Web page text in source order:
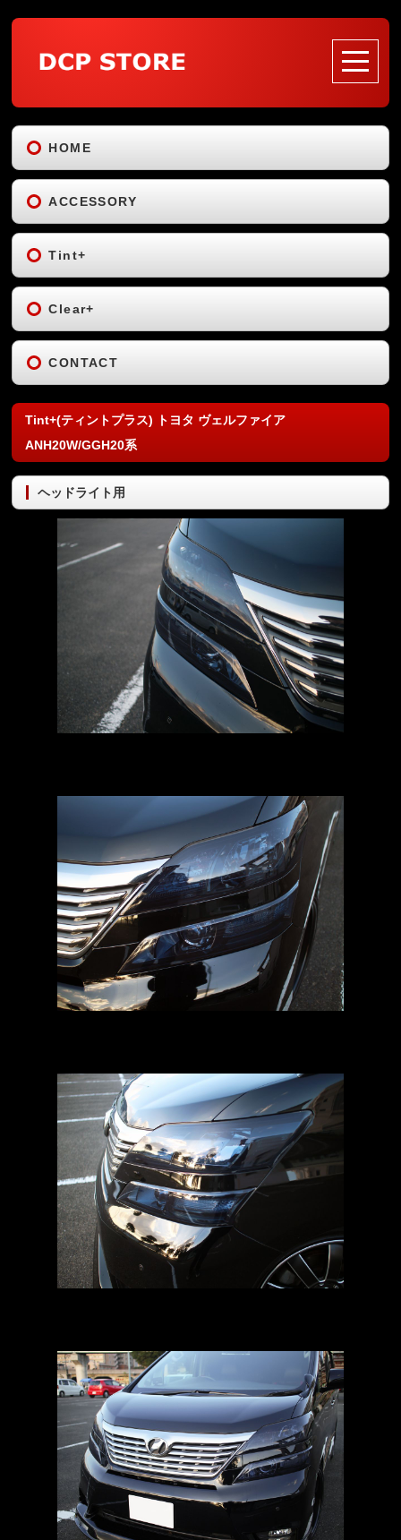
HOME
ACCESSORY
Tint+
Clear+
CONTACT
Tint+(ティントプラス) トヨタ ヴェルファイア
ANH20W/GGH20系
ヘッドライト用